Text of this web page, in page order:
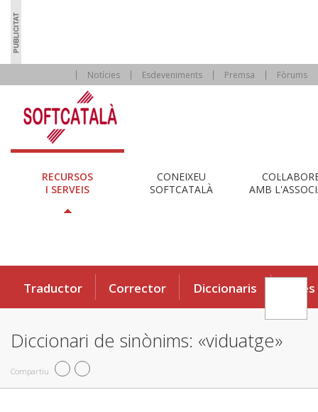
Notícies Esdeveniments Premsa Fòrums
RECURSOS
I SERVEIS
CONEIXEU
SOFTCATALÀ
AMB
Traductor Corrector Diccionaris Eines
Diccionari de sinònims: «viduatge»
Compartiu